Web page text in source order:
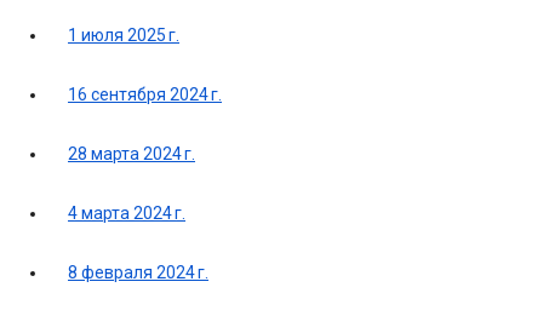
1 июля 2025 г.
16 сентября 2024 г.
28 марта 2024 г.
4 марта 2024 г.
8 февраля 2024 г.